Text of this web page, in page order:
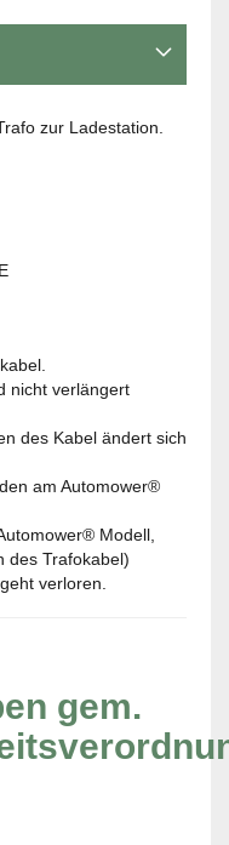
zur Ladestation.
nicht verlängert
des Kabel ändert sich
am Automower®
Modell,
des Trafokabel)
verloren.
gem.